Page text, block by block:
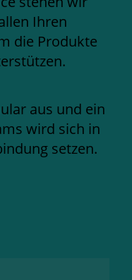
Ihren
die Produkte
aus und ein
wird sich in
setzen.